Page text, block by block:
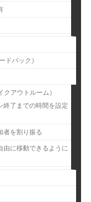
ドバック）
アウトルーム）
終了までの時間を設定
者を割り振る
由に移動できるように